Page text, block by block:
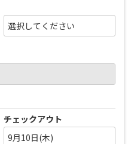
チェックアウト
9月10日(木)